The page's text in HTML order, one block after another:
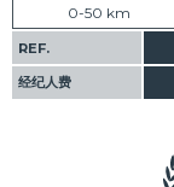
0-50 km
REF.
经纪人费